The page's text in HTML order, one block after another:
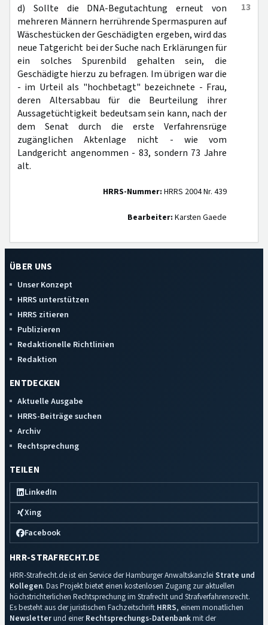
13
d) Sollte die DNA-Begutachtung erneut von
mehreren Männern herrührende Spermaspuren auf
Wäschestücken der Geschädigten ergeben, wird das
neue Tatgericht bei der Suche nach Erklärungen für
ein solches Spurenbild gehalten sein, die
Geschädigte hierzu zu befragen. Im übrigen war die
- im Urteil als "hochbetagt" bezeichnete - Frau,
deren Altersabbau für die Beurteilung ihrer
Aussagetüchtigkeit bedeutsam sein kann, nach der
dem Senat durch die erste Verfahrensrüge
zugänglichen Aktenlage nicht - wie vom
Landgericht angenommen - 83, sondern 73 Jahre
alt.
HRRS-Nummer: HRRS 2004 Nr. 439
Bearbeiter: Karsten Gaede
ÜBER UNS
Unser Konzept
HRRS unterstützen
HRRS zitieren
Publizieren
Redaktionelle Richtlinien
Redaktion
ENTDECKEN
Aktuelle Ausgabe
HRRS-Beiträge suchen
Archiv
Rechtsprechung
TEILEN
LinkedIn
Xing
Facebook
HRR-STRAFRECHT.DE
HRR-Strafrecht.de ist ein Service der Hamburger Anwaltskanzlei Strate und
Kollegen. Das Projekt bietet einen kostenlosen Zugang zur aktuellen
höchstrichterlichen Rechtsprechung im Strafrecht und Strafverfahrensrecht.
Es besteht aus der juristischen Fachzeitschrift HRRS, einem monatlichen
Newsletterund einerRechtsprechungs-Datenbankmit der